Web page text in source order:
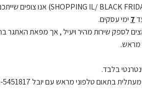
7 ימי עסקים.
לספק שירות מהיר ויעיל , אך מפאת האתגר
מראש.
בלבד.
מראש עם יובל 052-5451817, אנו נביא לכם את החבילה עד למכונית.